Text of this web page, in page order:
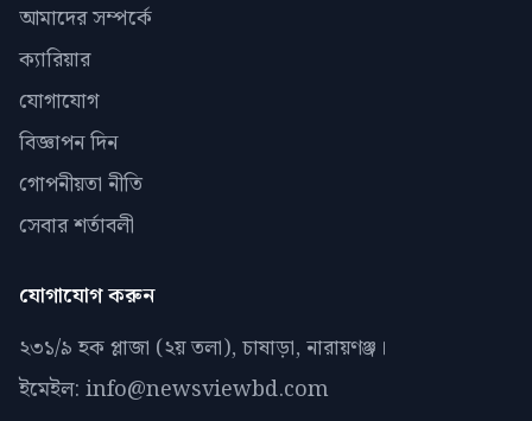
আমাদের সম্পর্কে
ক্যারিয়ার
যোগাযোগ
বিজ্ঞাপন দিন
গোপনীয়তা নীতি
সেবার শর্তাবলী
যোগাযোগ করুন
২৩১/৯ হক প্লাজা (২য় তলা), চাষাড়া, নারায়ণঞ্জ।
ইমেইল: info@newsviewbd.com